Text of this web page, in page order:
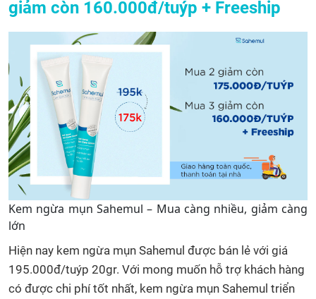
giảm còn 160.000đ/tuýp + Freeship
Kem ngừa mụn Sahemul – Mua càng nhiều, giảm càng
lớn
Hiện nay kem ngừa mụn Sahemul được bán lẻ với giá
195.000đ/tuýp 20gr. Với mong muốn hỗ trợ khách hàng
có được chi phí tốt nhất, kem ngừa mụn Sahemul triển